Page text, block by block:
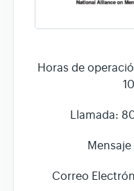
Horas de
Llamada:
Correo